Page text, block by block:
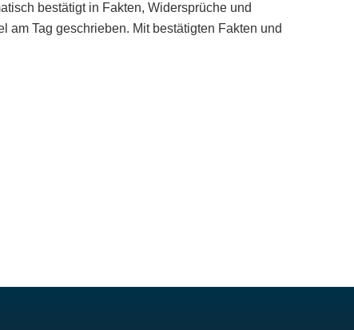
bestätigt in Fakten, Widersprüche und
Tag geschrieben. Mit bestätigten Fakten und